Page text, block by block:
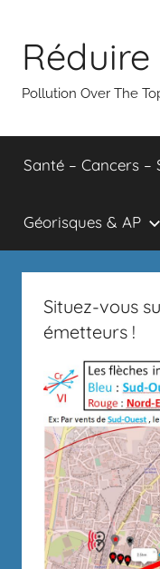
contenu
Pollution Over The
Santé – Cancers
Géorisques & AP
Situez-vous
émetteurs !